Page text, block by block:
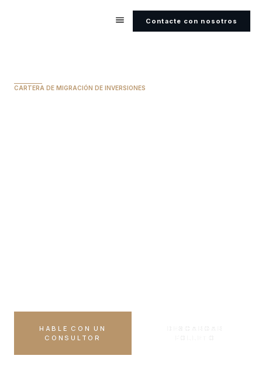
Contacte con nosotros
CARTERA DE MIGRACIÓN DE INVERSIONES
HABLE CON UN
CONSULTOR